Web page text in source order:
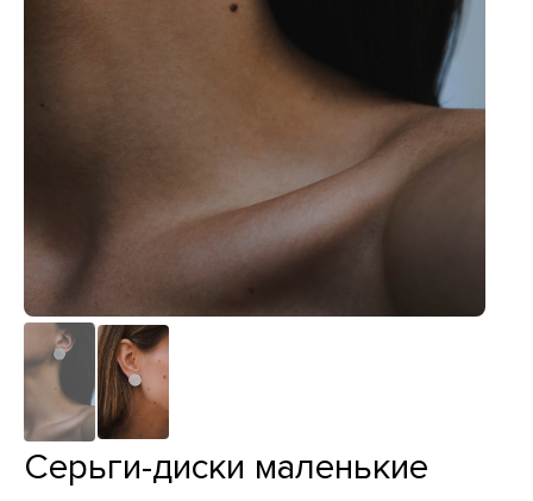
Серьги-диски маленькие